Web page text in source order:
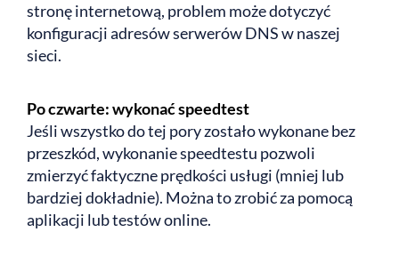
stronę internetową, problem może dotyczyć
konfiguracji adresów serwerów DNS w naszej
sieci.
Po czwarte: wykonać speedtest
Jeśli wszystko do tej pory zostało wykonane bez
przeszkód, wykonanie speedtestu pozwoli
zmierzyć faktyczne prędkości usługi (mniej lub
bardziej dokładnie). Można to zrobić za pomocą
aplikacji lub testów online.